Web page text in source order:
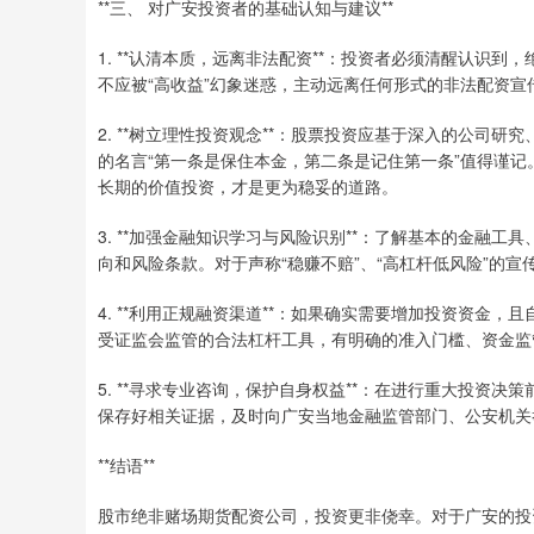
**三、 对广安投资者的基础认知与建议**
1. **认清本质，远离非法配资**：投资者必须清醒认识到
不应被“高收益”幻象迷惑，主动远离任何形式的非法配资宣
2. **树立理性投资观念**：股票投资应基于深入的公司研
的名言“第一条是保住本金，第二条是记住第一条”值得谨
长期的价值投资，才是更为稳妥的道路。
3. **加强金融知识学习与风险识别**：了解基本的金融工
向和风险条款。对于声称“稳赚不赔”、“高杠杆低风险”的
4. **利用正规融资渠道**：如果确实需要增加投资资金，
受证监会监管的合法杠杆工具，有明确的准入门槛、资金
5. **寻求专业咨询，保护自身权益**：在进行重大投资决
保存好相关证据，及时向广安当地金融监管部门、公安机
**结语**
股市绝非赌场期货配资公司，投资更非侥幸。对于广安的